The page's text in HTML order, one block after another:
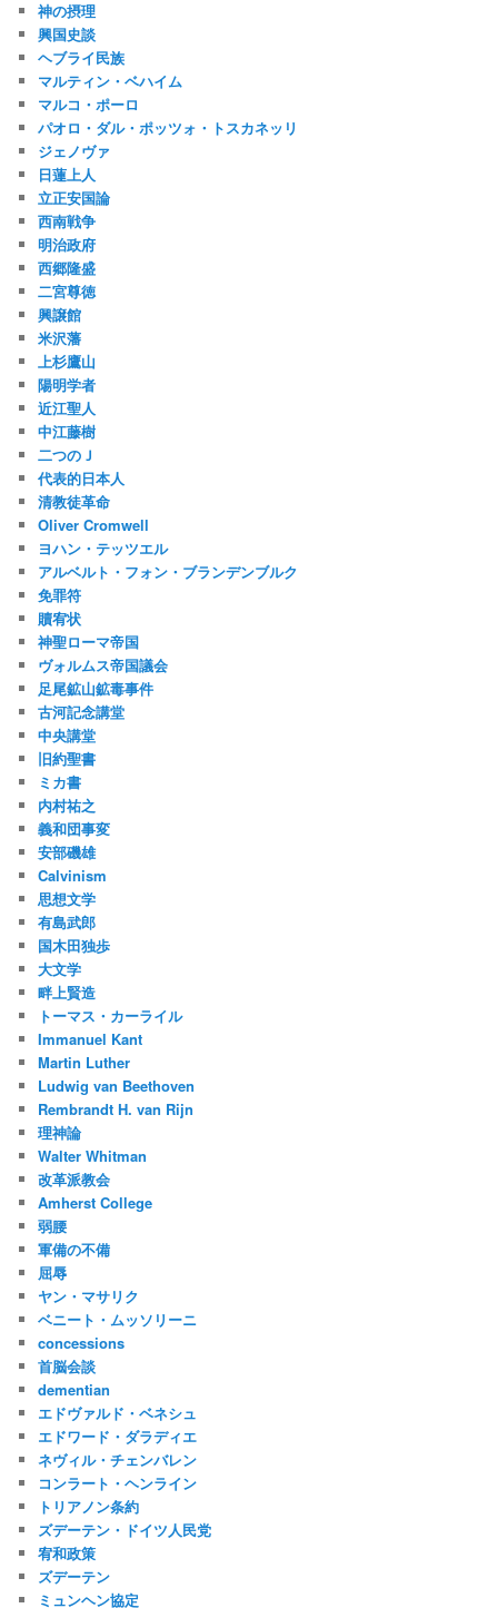
神の摂理
興国史談
ヘブライ民族
マルティン・ベハイム
マルコ・ポーロ
パオロ・ダル・ポッツォ・トスカネッリ
ジェノヴァ
日蓮上人
立正安国論
西南戦争
明治政府
西郷隆盛
二宮尊徳
興譲館
米沢藩
上杉鷹山
陽明学者
近江聖人
中江藤樹
二つのＪ
代表的日本人
清教徒革命
Oliver Cromwell
ヨハン・テッツエル
アルベルト・フォン・ブランデンブルク
免罪符
贖宥状
神聖ローマ帝国
ヴォルムス帝国議会
足尾鉱山鉱毒事件
古河記念講堂
中央講堂
旧約聖書
ミカ書
内村祐之
義和団事変
安部磯雄
Calvinism
思想文学
有島武郎
国木田独歩
大文学
畔上賢造
トーマス・カーライル
Immanuel Kant
Martin Luther
Ludwig van Beethoven
Rembrandt H. van Rijn
理神論
Walter Whitman
改革派教会
Amherst College
弱腰
軍備の不備
屈辱
ヤン・マサリク
ベニート・ムッソリーニ
concessions
首脳会談
dementian
エドヴァルド・ベネシュ
エドワード・ダラディエ
ネヴィル・チェンバレン
コンラート・ヘンライン
トリアノン条約
ズデーテン・ドイツ人民党
宥和政策
ズデーテン
ミュンヘン協定